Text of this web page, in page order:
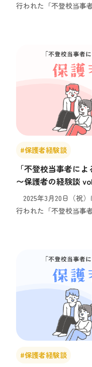
行われた「不登校当事
#保護者経験談
「不登校当事者に
〜保護者の経験談
2025年3月20日（祝
行われた「不登校当事
#保護者経験談